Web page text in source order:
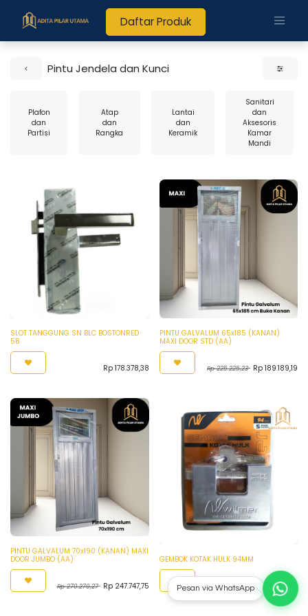
Daftar Produk
Pintu Jendela dan Kunci
Plafon
dan
Partisi
Atap
dan
Rangka
Lantai
dan
Keramik
Sanitari
dan
Aksesoris
Kamar
Mandi
SLOT TANGGUNG SN BLC BOSTONRED
58
Rp 178.378,38
PINTU GALVALUM 65x185 (KANAN)
MAXI DOOR STD (AA)
Rp225.225,23 Rp 189.189,19
PINTU GALVALUM 70x190 (KANAN) MAXI
DOOR JUMBO (AA)
Rp270.270,27 Rp 247.747,75
GEMBOK KOTAK HULK 94MM
Rp153.153,15 Rp 98.198,20
Pesan via WhatsApp